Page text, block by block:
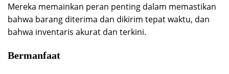
Mereka memainkan peran penting dalam memastikan
bahwa barang diterima dan dikirim tepat waktu, dan
bahwa inventaris akurat dan terkini.
Bermanfaat